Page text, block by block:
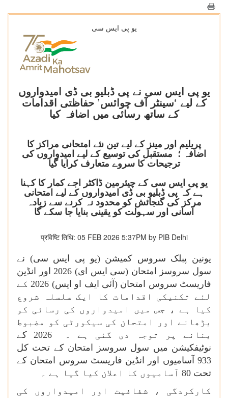
یو پی ایس سی
یو پی ایس سی نے پی ڈبلیو بی ڈی امیدواروں
کے لیے ‘سینٹر آف چوائس’ حفاظتی اقدامات
کے ساتھ رسائی میں اضافہ کیا
پریلیم اور مینز کے لیے تین نئے امتحانی مراکز کا
اضافہ ؛ مستقبل کی توسیع کے لیے امیدواروں کی
ترجیحات کا سروے متعارف کرایا گیا
یو پی ایس سی کے چیئرمین ڈاکٹر اجے کمار کا کہنا
ہے کہ پی ڈبلیو بی ڈی امیدواروں کے لیے امتحانی
مرکز کی گنجائش کو محدود نہ کرنے سے زیادہ
آسانی اور سہولت کو یقینی بنایا جا سکے گا
प्रविष्टि तिथि: 05 FEB 2026 5:37PM by PIB Delhi
یونین پبلک سروس کمیشن (یو پی ایس سی) نے
سول سروسز امتحان (سی ایس ای) 2026 اور انڈین
فاریسٹ سروس امتحان (آئی ایف او ایس) 2026 کے
لئے تکنیکی اقدامات کا ایک سلسلہ شروع
کیا ہے ، جس میں امیدواروں کی رسائی کو
بڑھانے اور امتحان کی سیکورٹی کو مضبوط
بنانے پر توجہ دی گئی ہے ۔ 2026 کے
نوٹیفکیشن میں سول سروسز امتحان کے تحت کل
933 آسامیوں اور انڈین فاریسٹ سروس امتحان کے
تحت 80 آسامیوں کا اعلان کیا گیا ہے ۔
کارکردگی ، شفافیت اور امیدواروں کی